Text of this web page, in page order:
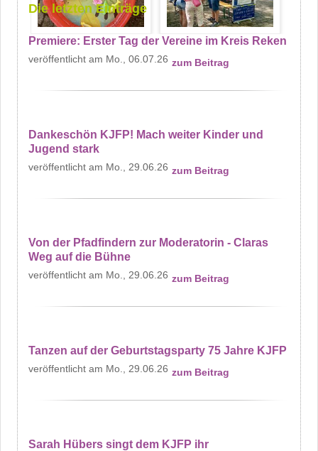
Die letzten Einträge
Premiere: Erster Tag der Vereine im Kreis Reken
Mo., 06.07.26 zum Beitrag
Dankeschön KJFP! Mach weiter Kinder und
Jugend stark
Mo., 29.06.26 zum Beitrag
Von der Pfadfindern zur Moderatorin - Claras
Weg auf die Bühne
Mo., 29.06.26 zum Beitrag
Tanzen auf der Geburtstagsparty 75 Jahre KJFP
Mo., 29.06.26 zum Beitrag
Sarah Hübers singt dem KJFP ihr